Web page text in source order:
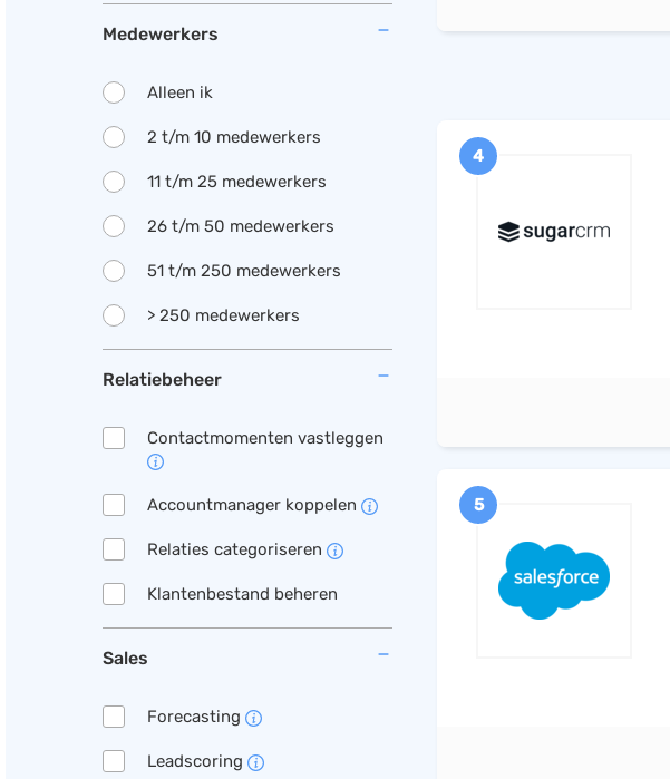
4
5
Medewerkers
Alleen ik
2 t/m 10 medewerkers
11 t/m 25 medewerkers
26 t/m 50 medewerkers
51 t/m 250 medewerkers
> 250 medewerkers
Relatiebeheer
Contactmomenten vastleggen
Accountmanager koppelen
Relaties categoriseren
Klantenbestand beheren
Sales
Forecasting
Leadscoring